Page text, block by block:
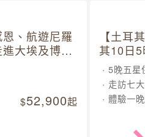
恩、航遊尼羅
大埃及博物
52,900起
【土耳
其10日
5晚五星
走訪七
體驗一